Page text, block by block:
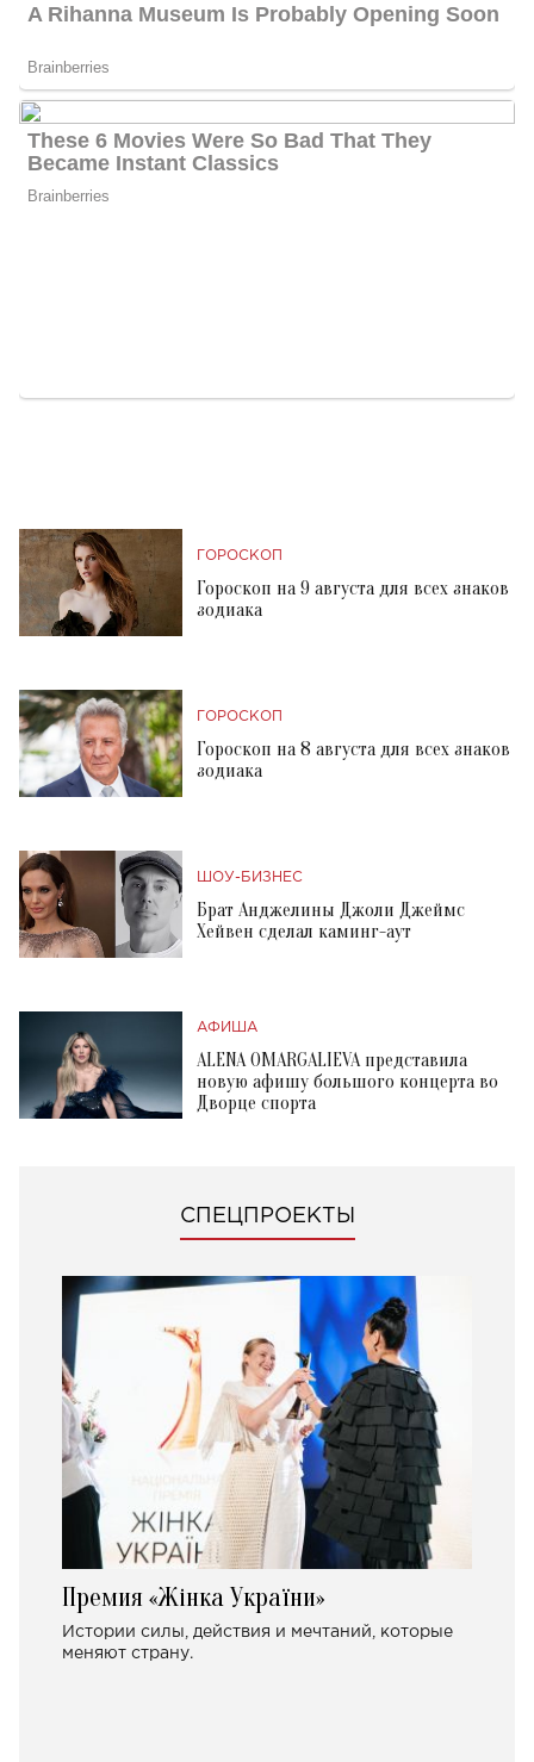
ГОРОСКОП
Гороскоп на 9 августа для всех знаков
зодиака
ГОРОСКОП
Гороскоп на 8 августа для всех знаков
зодиака
ШОУ-БИЗНЕС
Брат Анджелины Джоли Джеймс
Хейвен сделал каминг-аут
АФИША
ALENA OMARGALIEVA представила
новую афишу большого концерта во
Дворце спорта
СПЕЦПРОЕКТЫ
Премия «Жінка України»
Истории силы, действия и мечтаний, которые
меняют страну.